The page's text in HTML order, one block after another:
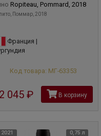
Ropiteau, Pommard, 2018
Поммар, 2018
Франция |
Код товара: МГ-63353
045 рубВ корзину
2021 0,75 л